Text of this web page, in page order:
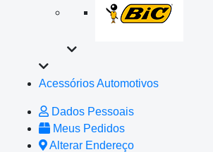
Acessórios Automotivos
Dados Pessoais
Meus Pedidos
Alterar Endereço